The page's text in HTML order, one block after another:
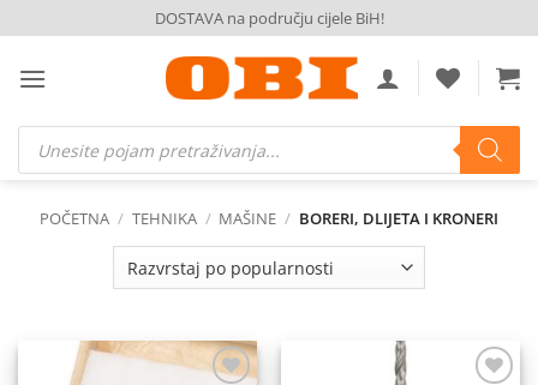
to
content
DOSTAVA na području cijele BiH!
Products
search
POČETNA / TEHNIKA / MAŠINE / BORERI, DLIJETA I KRONERI